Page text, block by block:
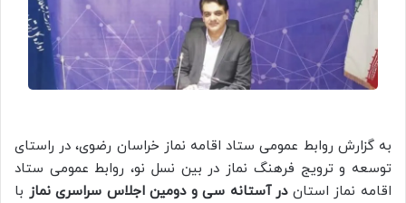
به گزارش روابط عمومی ستاد اقامه نماز خراسان رضوی، در راستای
توسعه و ترویج فرهنگ نماز در بین نسل نو، روابط عمومی ستاد
اقامه نماز استاندر آستانه سی و دومین اجلاس سراسری نماز با